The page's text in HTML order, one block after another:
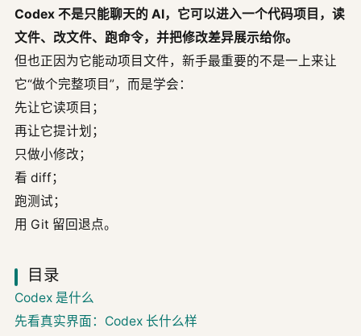
Codex 不是只能聊天的 AI，它可以进入一个代码项目，读
文件、改文件、跑命令，并把修改差异展示给你。
但也正因为它能动项目文件，新手最重要的不是一上来让
它“做个完整项目”，而是学会：
先让它读项目；
再让它提计划；
只做小修改；
看 diff；
跑测试；
用 Git 留回退点。
目录
Codex 是什么
先看真实界面：Codex 长什么样